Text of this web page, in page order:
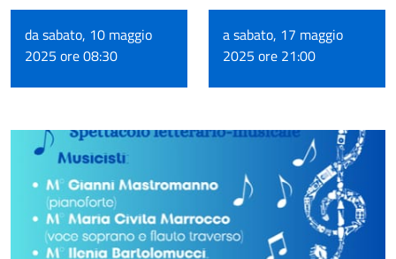
da sabato, 10 maggio
2025 ore 08:30
a sabato, 17 maggio
2025 ore 21:00